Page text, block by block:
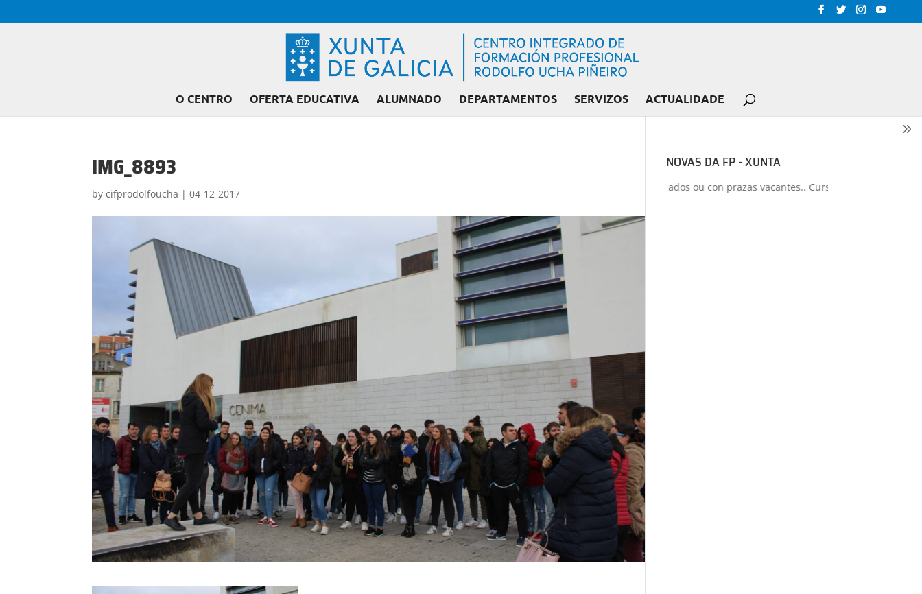
O CENTRO OFERTA EDUCATIVA ALUMNADO DEPARTAMENTOS SERVIZOS ACTUALIDADE
IMG_8893
bycifprodolfoucha |04-12-2017
NOVAS DA FP - XUNTA
Admisión FP: Ciclos liberados ou con prazas vacantes.. Curso 2026-2027